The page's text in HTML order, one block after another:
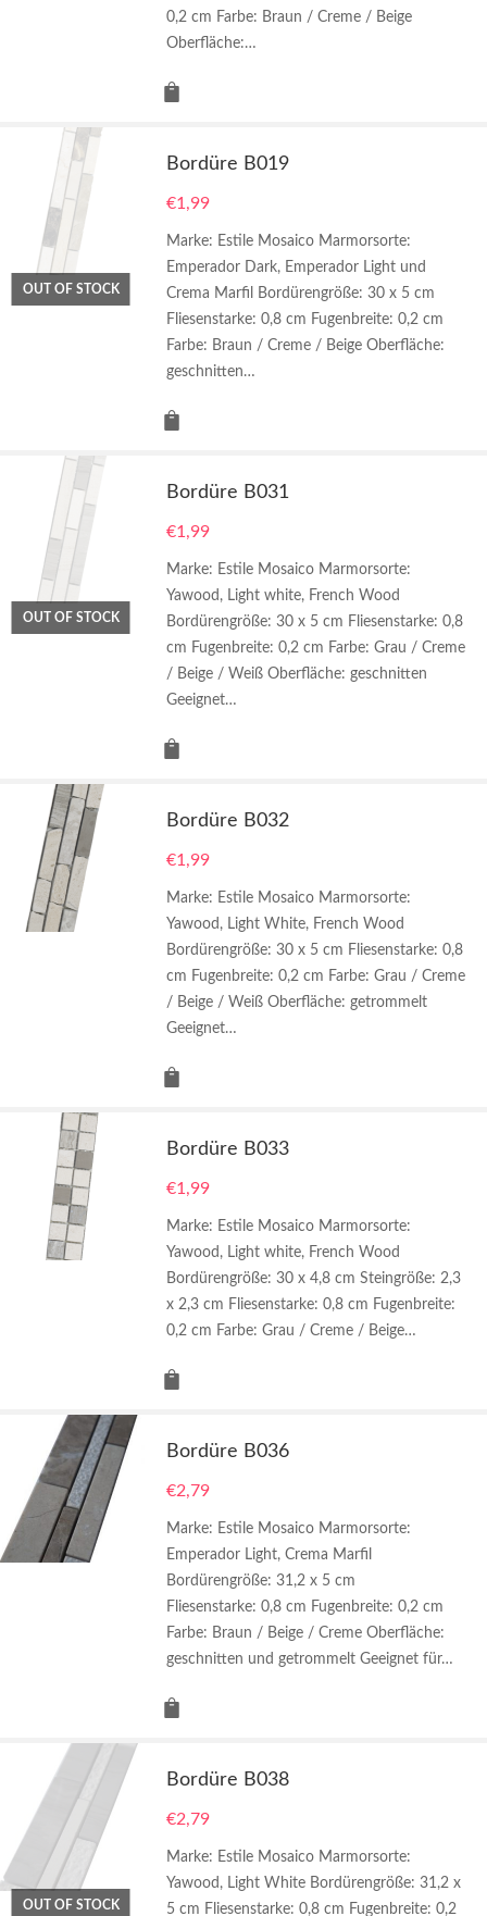
0,2 cm Farbe: Braun / Creme / Beige
Oberfläche:…
OUT OF STOCK
Bordüre B019
€1,99
Marke: Estile Mosaico Marmorsorte:
Emperador Dark, Emperador Light und
Crema Marfil Bordürengröße: 30 x 5 cm
Fliesenstarke: 0,8 cm Fugenbreite: 0,2 cm
Farbe: Braun / Creme / Beige Oberfläche:
geschnitten…
OUT OF STOCK
Bordüre B031
€1,99
Marke: Estile Mosaico Marmorsorte:
Yawood, Light white, French Wood
Bordürengröße: 30 x 5 cm Fliesenstarke: 0,8
cm Fugenbreite: 0,2 cm Farbe: Grau / Creme
/ Beige / Weiß Oberfläche: geschnitten
Geeignet…
Bordüre B032
€1,99
Marke: Estile Mosaico Marmorsorte:
Yawood, Light White, French Wood
Bordürengröße: 30 x 5 cm Fliesenstarke: 0,8
cm Fugenbreite: 0,2 cm Farbe: Grau / Creme
/ Beige / Weiß Oberfläche: getrommelt
Geeignet…
Bordüre B033
€1,99
Marke: Estile Mosaico Marmorsorte:
Yawood, Light white, French Wood
Bordürengröße: 30 x 4,8 cm Steingröße: 2,3
x 2,3 cm Fliesenstarke: 0,8 cm Fugenbreite:
0,2 cm Farbe: Grau / Creme / Beige…
Bordüre B036
€2,79
Marke: Estile Mosaico Marmorsorte:
Emperador Light, Crema Marfil
Bordürengröße: 31,2 x 5 cm
Fliesenstarke: 0,8 cm Fugenbreite: 0,2 cm
Farbe: Braun / Beige / Creme Oberfläche:
geschnitten und getrommelt Geeignet für…
OUT OF STOCK
Bordüre B038
€2,79
Marke: Estile Mosaico Marmorsorte:
Yawood, Light White Bordürengröße: 31,2 x
5 cm Fliesenstarke: 0,8 cm Fugenbreite: 0,2